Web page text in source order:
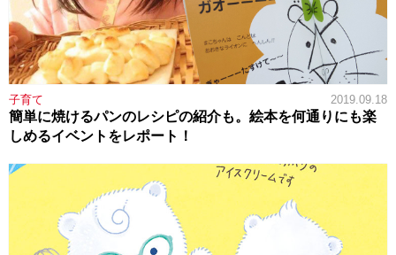
子育て 2019.09.18
簡単に焼けるパンのレシピの紹介も。絵本を何通りにも楽
しめるイベントをレポート！